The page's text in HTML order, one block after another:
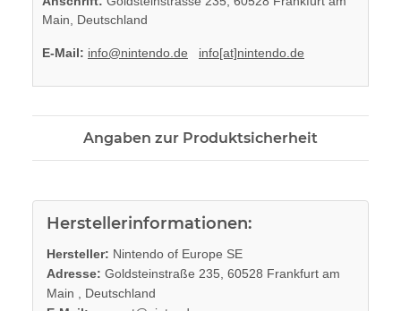
Main, Deutschland
E-Mail: info@nintendo.de info[at]nintendo.de
Angaben zur Produktsicherheit
Herstellerinformationen:
Hersteller: Nintendo of Europe SE
Adresse: Goldsteinstraße 235, 60528 Frankfurt am
Main , Deutschland